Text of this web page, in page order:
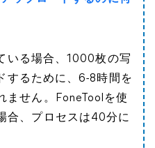
いる場合、1000枚の写
するために、6-8時間を
ません。FoneToolを使
合、プロセスは40分に